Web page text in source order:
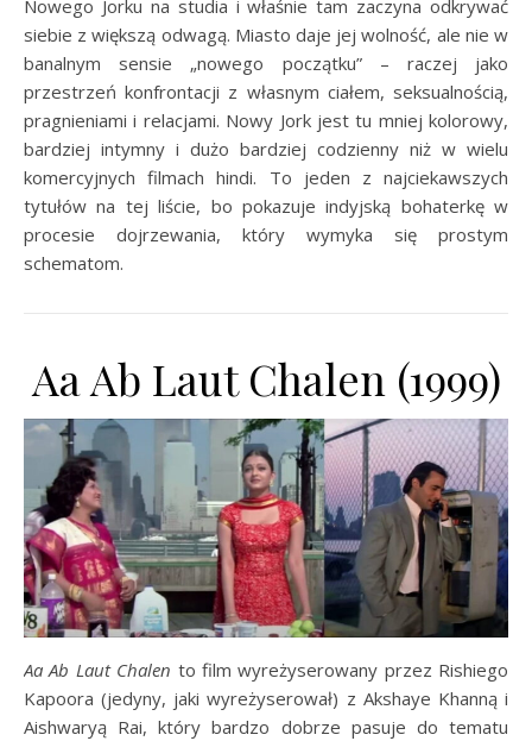
Nowego Jorku na studia i właśnie tam zaczyna odkrywać
siebie z większą odwagą. Miasto daje jej wolność, ale nie w
banalnym sensie „nowego początku” – raczej jako
przestrzeń konfrontacji z własnym ciałem, seksualnością,
pragnieniami i relacjami. Nowy Jork jest tu mniej kolorowy,
bardziej intymny i dużo bardziej codzienny niż w wielu
komercyjnych filmach hindi. To jeden z najciekawszych
tytułów na tej liście, bo pokazuje indyjską bohaterkę w
procesie dojrzewania, który wymyka się prostym
schematom.
Aa Ab Laut Chalen (1999)
Aa Ab Laut Chalen to film wyreżyserowany przez Rishiego
Kapoora (jedyny, jaki wyreżyserował) z Akshaye Khanną i
Aishwaryą Rai, który bardzo dobrze pasuje do tematu